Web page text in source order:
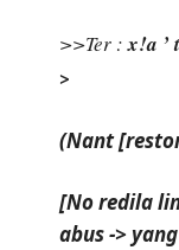
>>Ter :x!a ’
>
(Nant
[No redila
abus ->